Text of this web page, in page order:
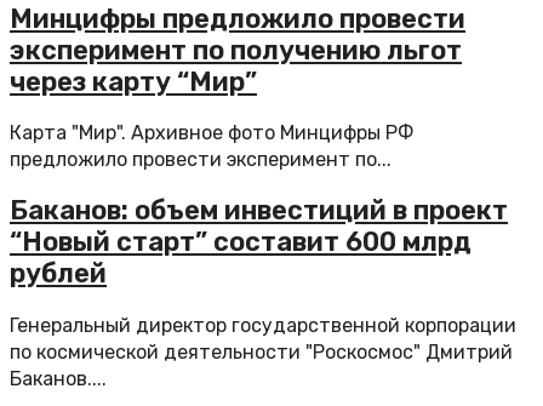
Минцифры предложило провести
эксперимент по получению льгот
через карту “Мир”
Карта "Мир". Архивное фото Минцифры РФ
предложило провести эксперимент по...
Баканов: объем инвестиций в проект
“Новый старт” составит 600 млрд
рублей
Генеральный директор государственной корпорации
по космической деятельности "Роскосмос" Дмитрий
Баканов....